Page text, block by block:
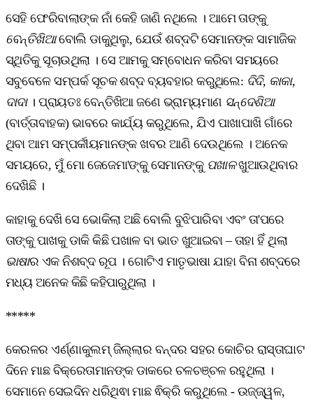
ସେହି ଫେରିବାଲାଙ୍କ ନାଁ କେହି ଜାଣି ନଥିଲେ । ଆମେ ତାଙ୍କୁ
ବେନ୍ତିଖିଆବୋଲି ଡାକୁଥିଲୁ, ଯେଉଁ ଶବ୍ଦଟି ସେମାନଙ୍କ ସାମାଜିକ
ସ୍ଥିତିକୁ ସୂଚାଉଥିଲା । ସେ ଆମକୁ ସମ୍ବୋଧନ କରିବା ସମୟରେ
ସବୁବେଳେ ସମ୍ପର୍କ ସୂଚକ ଶବ୍ଦ ବ୍ୟବହାର କରୁଥିଲେ: ଦିଦି, କାକା,
ଦାଦା। ପ୍ରାୟତଃ ବେନ୍ତିଖିଆ ଜଣେ ଭ୍ରାମ୍ୟମାଣ ସନ୍ଦେଶିଆ
(ବାର୍ତ୍ତାବାହକ) ଭାବରେ କାର୍ଯ୍ୟ କରୁଥିଲେ, ଯିଏ ପାଖାପାଖି ଗାଁରେ
ଥିବା ଆମ ସମ୍ପର୍କୀୟମାନଙ୍କ ଖବର ଆଣି ଦେଉଥିଲେ । ଅନେକ
ସମୟରେ, ମୁଁ ମୋ ଜେଜେମା'ଙ୍କୁ ସେମାନଙ୍କୁ ପଖାଳଖୁଆଉଥିବାର
ଦେଖିଛି ।
କାହାକୁ ଦେଖି ସେ ଭୋକିଲା ଅଛି ବୋଲି ବୁଝିପାରିବା ଏବଂ ତା'ପରେ
ତାଙ୍କୁ ପାଖକୁ ଡାକି କିଛି ପଖାଳ ବା ଭାତ ଖୁଆଇବା – ତାହା ହିଁ ଥିଲା
ଭାଷାର ଏକ ନିଶବ୍ଦ ରୂପ । ଗୋଟିଏ ମାତୃଭାଷା ଯାହା ବିନା ଶବ୍ଦରେ
ମଧ୍ୟ ଅନେକ କିଛି କହିପାରୁଥିଲା ।
*****
କେରଳର ଏର୍ଣ୍ଣାକୁଲମ୍ ଜିଲ୍ଲାର ବନ୍ଦର ସହର କୋଚିର ରାସ୍ତାଘାଟ
ଦିନେ ମାଛ ବିକ୍ରେତାମାନଙ୍କ ଡାକରେ ଚଳଚଞ୍ଚଳ ରହୁଥିଲା ।
ସେମାନେ ସେଇଦିନ ଧରିଥିଵା ମାଛ ଵିକ୍ରି କରୁଥିଲେ - ଉଜ୍ଜ୍ୱଳ,